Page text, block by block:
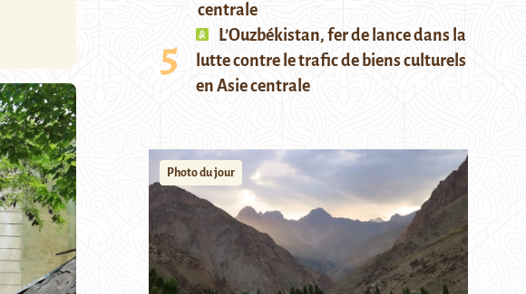
centrale
L’Ouzbékistan, fer de lance dans la
lutte contre le trafic de biens culturels
en Asie centrale
Photo du jour